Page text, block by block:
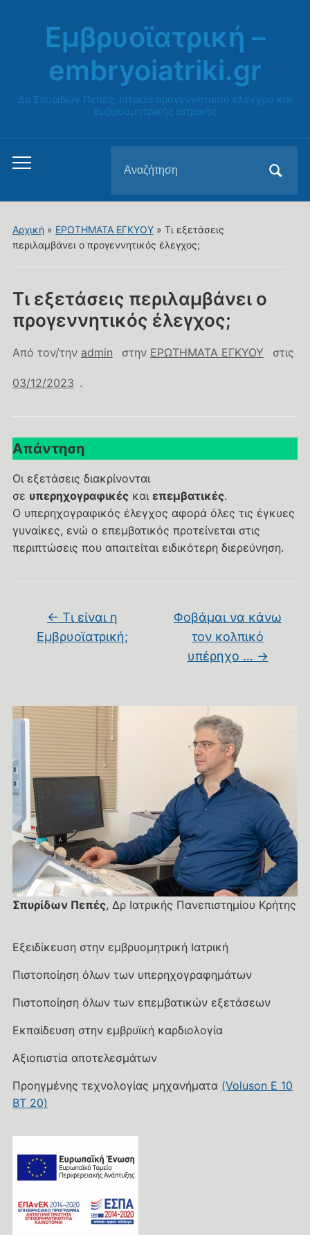
Εμβρυοϊατρική –
embryoiatriki.gr
Δρ Σπυρίδων Πεπές, Ιατρεία προγεννητικού ελέγχου και
εμβρυομητρικής ιατρικής
Εναλλαγή
μενού
για
κινητά
για:
Αρχική » ΕΡΩΤΗΜΑΤΑ ΕΓΚΥΟΥ» Τι εξετάσεις
περιλαμβάνει ο προγεννητικός έλεγχος;
Σπυρίδων Πεπές, Δρ Ιατρικής Πανεπιστημίου Κρήτης
Εξειδίκευση στην εμβρυομητρική Ιατρική
Πιστοποίηση όλων των υπερηχογραφημάτων
Πιστοποίηση όλων των επεμβατικών εξετάσεων
Εκπαίδευση στην εμβρυϊκή καρδιολογία
Αξιοπιστία αποτελεσμάτων
Προηγμένης τεχνολογίας μηχανήματα (Voluson E 10
BT 20)
Τι εξετάσεις περιλαμβάνει ο
προγεννητικός έλεγχος;
Από τον/την admin στην ΕΡΩΤΗΜΑΤΑ ΕΓΚΥΟΥ στις
03/12/2023 .
Απάντηση
Οι εξετάσεις διακρίνονται
σε υπερηχογραφικέςκαι επεμβατικές.
Ο υπερηχογραφικός έλεγχος αφορά όλες τις έγκυες
γυναίκες, ενώ ο επεμβατικός προτείνεται στις
περιπτώσεις που απαιτείται ειδικότερη διερεύνηση.
← Τι είναι η
Εμβρυοϊατρική;
Φοβάμαι να κάνω
τον κολπικό
υπέρηχο … →